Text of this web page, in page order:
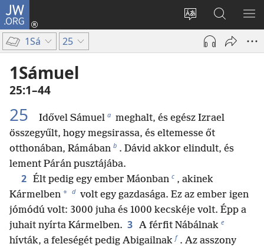
JW.ORG
Oldal
nyelvének
megváltoztatása
Bejelentkezés
(opens
window)
Keresés
a jw.org
honlapon
1Sá 25
1Sámuel
25:1–44
25 Idővel Sámuel a meghalt, és egész Izrael
összegyűlt, hogy megsirassa, és eltemesse őt
otthonában, Rámában b . Dávid akkor elindult, és
lement Párán pusztájába.
2 Élt pedig egy ember Máonban c , akinek
Kármelben * d volt egy gazdasága. Ez az ember igen
jómódú volt: 3000 juha és 1000 kecskéje volt. Épp a
juhait nyírta Kármelben. 3 A férfit Nábálnak e
hívták, a feleségét pedig Abigailnak f . Az asszony